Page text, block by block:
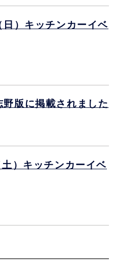
日）キッチンカーイベ
野版に掲載されました
）キッチンカーイベ